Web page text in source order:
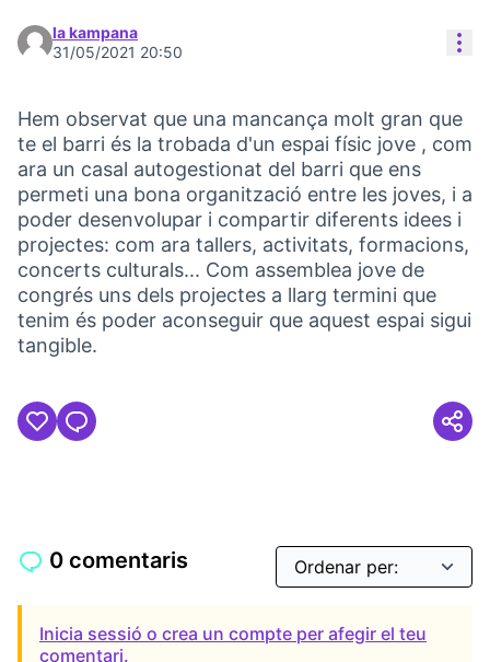
la kampana
31/05/2021 20:50
Hem observat que una mancança molt gran que
te el barri és la trobada d'un espai físic jove , com
ara un casal autogestionat del barri que ens
permeti una bona organització entre les joves, i a
poder desenvolupar i compartir diferents idees i
projectes: com ara tallers, activitats, formacions,
concerts culturals... Com assemblea jove de
congrés uns dels projectes a llarg termini que
tenim és poder aconseguir que aquest espai sigui
tangible.
0 comentaris
Inicia sessió o crea un compte per afegir el teu
comentari.